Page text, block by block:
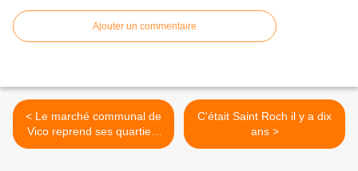
Ajouter un commentaire
< Le marché communal de
Vico reprend ses quartiers
d'été
C'était Saint Roch il y a dix
ans >